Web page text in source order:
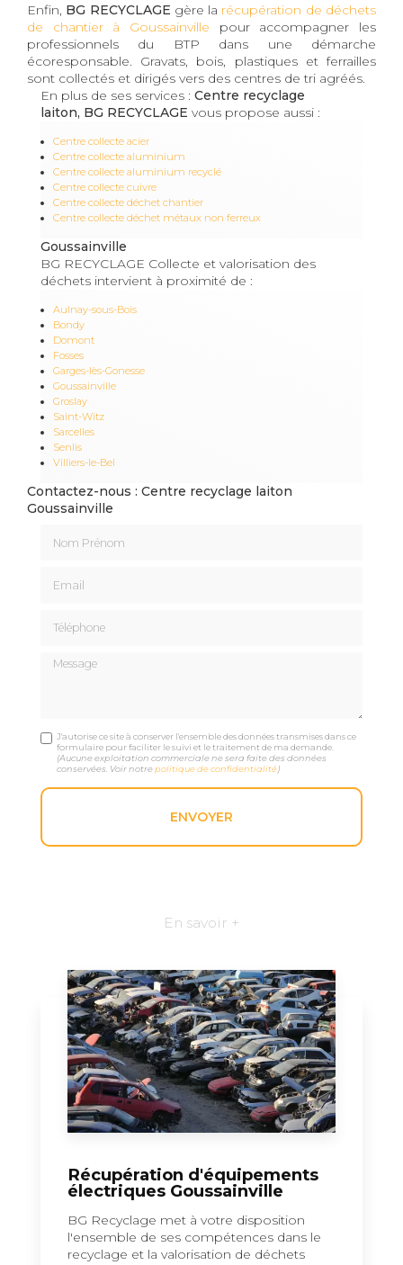
Enfin, BG RECYCLAGE gère la récupération de déchets
de chantier à Goussainville pour accompagner les
professionnels du BTP dans une démarche
écoresponsable. Gravats, bois, plastiques et ferrailles
sont collectés et dirigés vers des centres de tri agréés.
En plus de ses services : Centre recyclage
laiton, BG RECYCLAGE vous propose aussi :
Centre collecte acier
Centre collecte aluminium
Centre collecte aluminium recyclé
Centre collecte cuivre
Centre collecte déchet chantier
Centre collecte déchet métaux non ferreux
Goussainville
BG RECYCLAGE Collecte et valorisation des
déchets intervient à proximité de :
Aulnay-sous-Bois
Bondy
Domont
Fosses
Garges-lès-Gonesse
Goussainville
Groslay
Saint-Witz
Sarcelles
Senlis
Villiers-le-Bel
Contactez-nous : Centre recyclage laiton
Goussainville
Message
J'autorise ce site à conserver l'ensemble des données transmises dans ce
formulaire pour faciliter le suivi et le traitement de ma demande.
(Aucune exploitation commerciale ne sera faite des données
conservées. Voir notrepolitique de confidentialité)
En savoir +
Récupération d'équipements
électriques Goussainville
BG Recyclage met à votre disposition
l'ensemble de ses compétences dans le
recyclage et la valorisation de déchets